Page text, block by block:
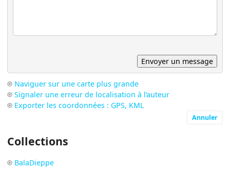
Naviguer sur une carte plus grande
Signaler une erreur de localisation à l’auteur
Exporter les coordonnées : GPS, KML
Annuler
Collections
BalaDieppe